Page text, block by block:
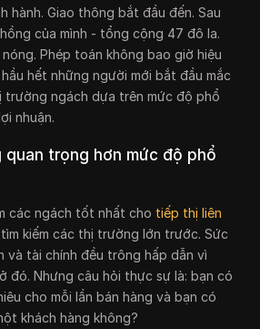
hành. Giao thông bắt đầu đến. Sau
của mình - tổng cộng 47 đô la.
Phép toán không bao giờ hiệu
hết những người mới bắt đầu mắc
trường ngách dựa trên mức độ phổ
nhuận.
quan trọng hơn mức độ phổ
các ngách tốt nhất cho tiếp thị liên
kiếm các thị trường lớn trước. Sức
và tài chính đều trông hấp dẫn vì
đó. Nhưng câu hỏi thực sự là: bạn có
cho mỗi lần bán hàng và bạn có
khách hàng không?